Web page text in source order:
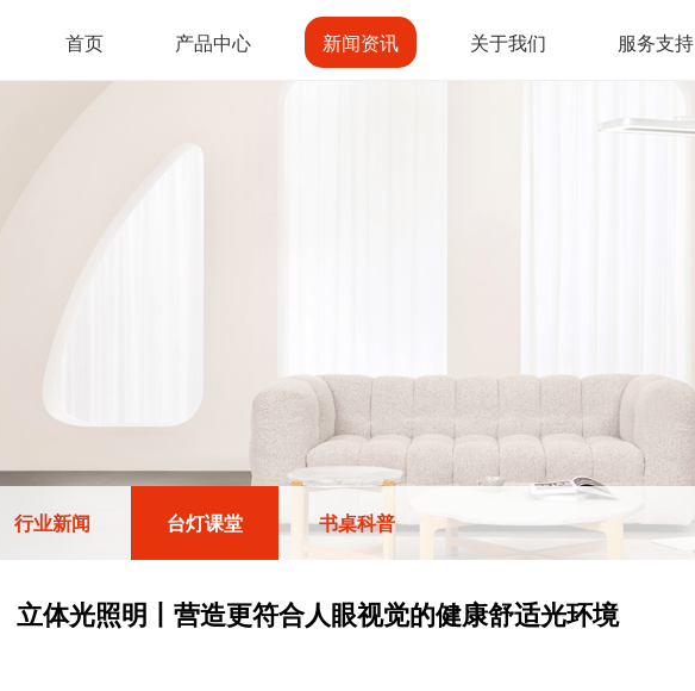
首页 产品中心 新闻资讯 关于我们 服务支持
行业新闻 台灯课堂 书桌科普
立体光照明丨营造更符合人眼视觉的健康舒适光环境